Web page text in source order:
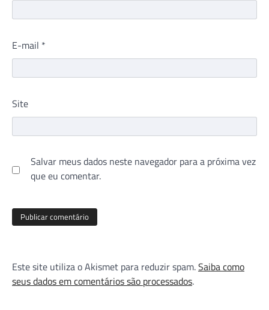
E-mail *
Site
Salvar meus dados neste navegador para a próxima vez
que eu comentar.
Este site utiliza o Akismet para reduzir spam.Saiba como
seus dados em comentários são processados.